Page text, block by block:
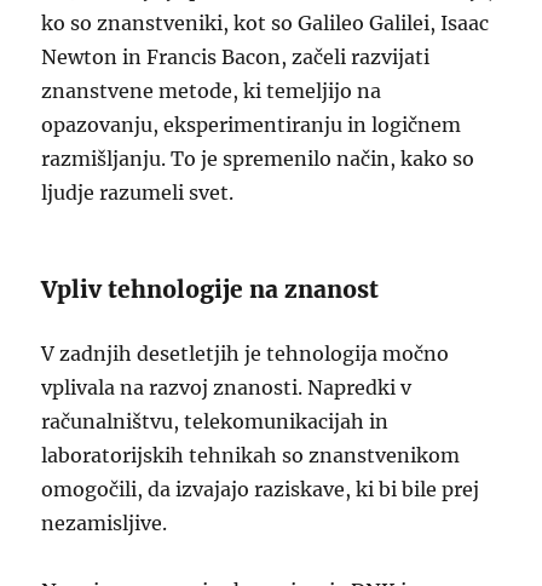
ko so znanstveniki, kot so Galileo Galilei, Isaac
Newton in Francis Bacon, začeli razvijati
znanstvene metode, ki temeljijo na
opazovanju, eksperimentiranju in logičnem
razmišljanju. To je spremenilo način, kako so
ljudje razumeli svet.
Vpliv tehnologije na znanost
V zadnjih desetletjih je tehnologija močno
vplivala na razvoj znanosti. Napredki v
računalništvu, telekomunikacijah in
laboratorijskih tehnikah so znanstvenikom
omogočili, da izvajajo raziskave, ki bi bile prej
nezamisljive.